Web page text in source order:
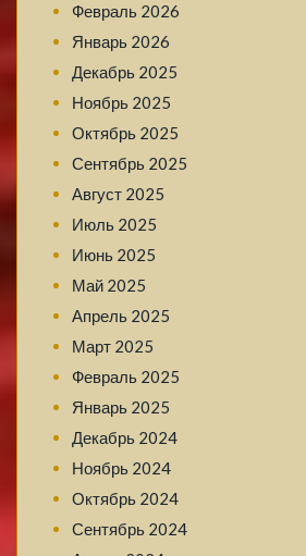
Февраль 2026
Январь 2026
Декабрь 2025
Ноябрь 2025
Октябрь 2025
Сентябрь 2025
Август 2025
Июль 2025
Июнь 2025
Май 2025
Апрель 2025
Март 2025
Февраль 2025
Январь 2025
Декабрь 2024
Ноябрь 2024
Октябрь 2024
Сентябрь 2024